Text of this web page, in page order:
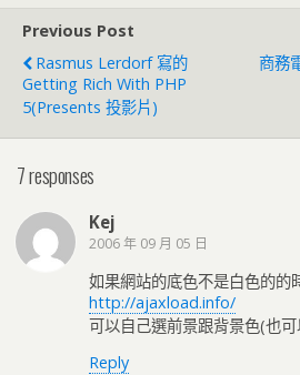
Previous Post
Rasmus Lerdorf 寫的
Getting Rich With PHP
5(Presents 投影片)
商務
7 responses
Kej
2006 年 09 月 05 日
如果網站的底色不是白色的的
http://ajaxload.info/
可以自己選前景跟背景色(也
Reply